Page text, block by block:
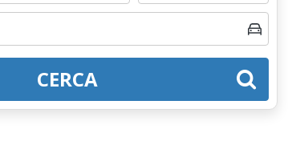
CERCA